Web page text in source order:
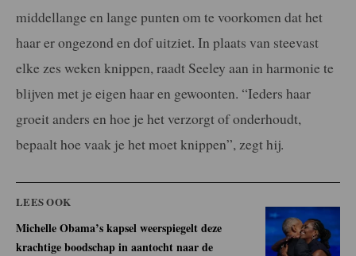
middellange en lange punten om te voorkomen dat het
haar er ongezond en dof uitziet. In plaats van steevast
elke zes weken knippen, raadt Seeley aan in harmonie te
blijven met je eigen haar en gewoonten. “Ieders haar
groeit anders en hoe je het verzorgt of onderhoudt,
bepaalt hoe vaak je het moet knippen”, zegt hij.
LEES OOK
Michelle Obama’s kapsel weerspiegelt deze
krachtige boodschap in aantocht naar de